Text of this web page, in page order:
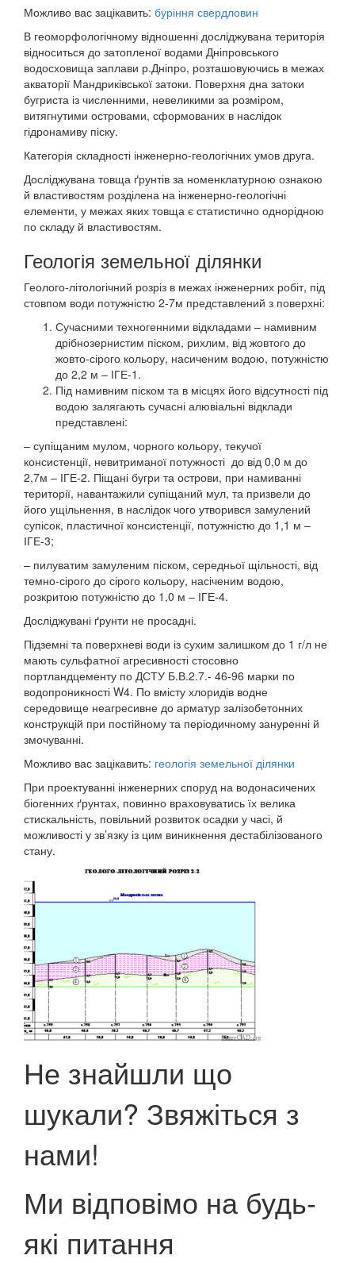
Можливо вас зацікавить: буріння свердловин
В геоморфологічному відношенні досліджувана територія
відноситься до затопленої водами Дніпровського
водосховища заплави р.Дніпро, розташовуючись в межах
акваторії Мандриківської затоки. Поверхня дна затоки
бугриста із численними, невеликими за розміром,
витягнутими островами, сформованих в наслідок
гідронамиву піску.
Категорія складності інженерно-геологічних умов друга.
Досліджувана товща ґрунтів за номенклатурною ознакою
й властивостям розділена на інженерно-геологічні
елементи, у межах яких товща є статистично однорідною
по складу й властивостям.
Геологія земельної ділянки
Геолого-літологічний розріз в межах інженерних робіт, під
стовпом води потужністю 2-7м представлений з поверхні:
Сучасними техногенними відкладами – намивним
дрібнозернистим піском, рихлим, від жовтого до
жовто-сірого кольору, насиченим водою, потужністю
до 2,2 м – ІГЕ-1.
Під намивним піском та в місцях його відсутності під
водою залягають сучасні алювіальні відклади
представлені:
– супіщаним мулом, чорного кольору, текучої
консистенції, невитриманої потужності до від 0,0 м до
2,7м – ІГЕ-2. Піщані бугри та острови, при намиванні
території, навантажили супіщаний мул, та призвели до
його ущільнення, в наслідок чого утворився замулений
супісок, пластичної консистенції, потужністю до 1,1 м –
ІГЕ-3;
– пилуватим замуленим піском, середньої щільності, від
темно-сірого до сірого кольору, насіченим водою,
розкритою потужністю до 1,0 м – ІГЕ-4.
Досліджувані ґрунти не просадні.
Підземні та поверхневі води із сухим залишком до 1 г/л не
мають сульфатної агресивності стосовно
портландцементу по ДСТУ Б.В.2.7.- 46-96 марки по
водопроникності W4. По вмісту хлоридів водне
середовище неагресивне до арматур залізобетонних
конструкцій при постійному та періодичному зануренні й
змочуванні.
Можливо вас зацікавить: геологія земельної ділянки
При проектуванні інженерних споруд на водонасичених
біогенних ґрунтах, повинно враховуватись їх велика
стискальність, повільний розвиток осадки у часі, й
можливості у зв’язку із цим виникнення дестабілізованого
стану.
Не знайшли що
шукали? Звяжіться з
нами!
Ми відповімо на будь-
які питання